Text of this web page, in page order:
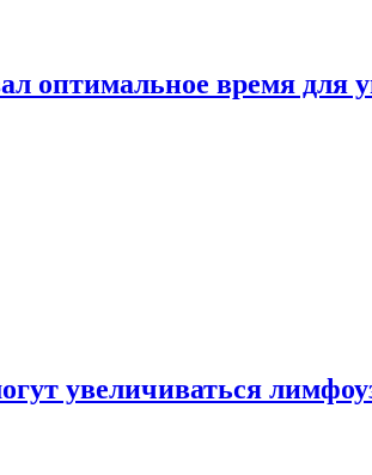
оптимальное время для
увеличиваться